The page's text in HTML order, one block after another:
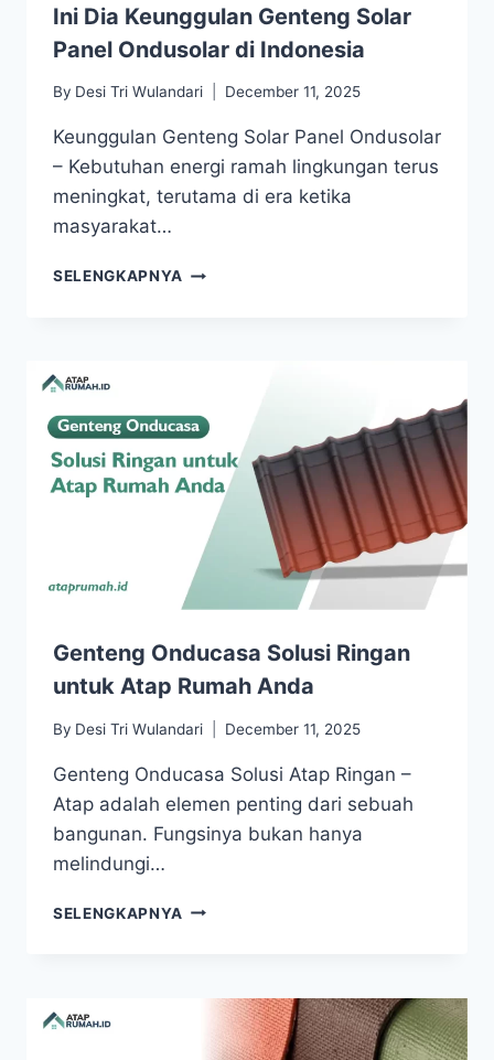
Ini Dia Keunggulan Genteng Solar
Panel Ondusolar di Indonesia
By Desi Tri Wulandari December 11, 2025
Keunggulan Genteng Solar Panel Ondusolar
– Kebutuhan energi ramah lingkungan terus
meningkat, terutama di era ketika
masyarakat…
SELENGKAPNYA
Genteng Onducasa Solusi Ringan
untuk Atap Rumah Anda
By Desi Tri Wulandari December 11, 2025
Genteng Onducasa Solusi Atap Ringan –
Atap adalah elemen penting dari sebuah
bangunan. Fungsinya bukan hanya
melindungi…
SELENGKAPNYA